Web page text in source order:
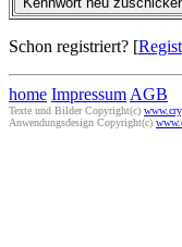
Schon registriert? [
home Impressum AGB
Texte und Bilder Copyright(c)
Anwendungsdesign Copyright(c)